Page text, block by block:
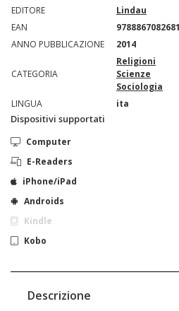
EDITORE
Lindau
EAN
9788867082681
ANNO PUBBLICAZIONE
2014
CATEGORIA
Religioni
Scienze
Sociologia
LINGUA
ita
Dispositivi supportati
Computer
E-Readers
iPhone/iPad
Androids
Kindle
Kobo
Descrizione